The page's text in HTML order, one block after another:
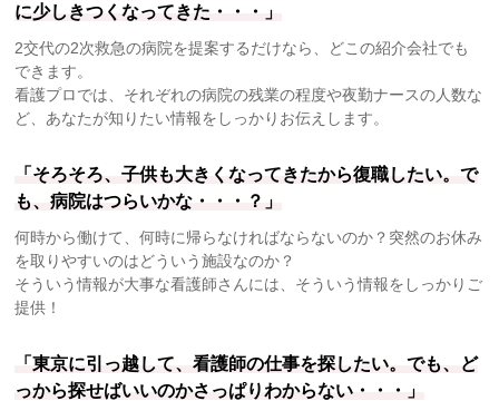
に少しきつくなってきた・・・」
2交代の2次救急の病院を提案するだけなら、どこの紹介会社でも
できます。
看護プロでは、それぞれの病院の残業の程度や夜勤ナースの人数な
ど、あなたが知りたい情報をしっかりお伝えします。
「そろそろ、子供も大きくなってきたから復職したい。で
も、病院はつらいかな・・・？」
何時から働けて、何時に帰らなければならないのか？突然のお休み
を取りやすいのはどういう施設なのか？
そういう情報が大事な看護師さんには、そういう情報をしっかりご
提供！
「東京に引っ越して、看護師の仕事を探したい。でも、ど
っから探せばいいのかさっぱりわからない・・・」